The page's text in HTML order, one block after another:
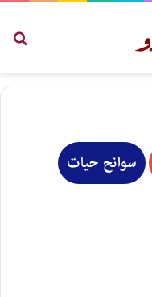
سوانح حیات